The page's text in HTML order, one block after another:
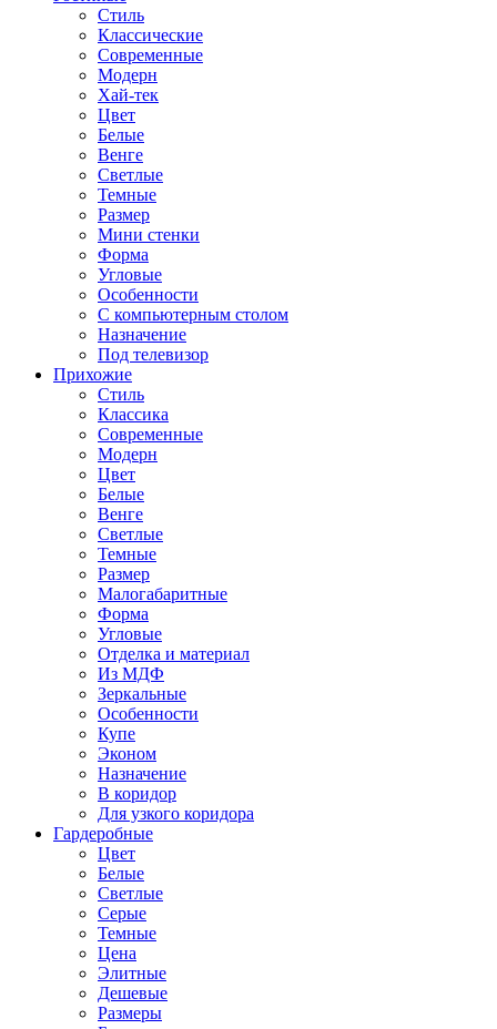
Стиль
Классические
Современные
Модерн
Хай-тек
Цвет
Белые
Венге
Светлые
Темные
Размер
Мини стенки
Форма
Угловые
Особенности
С компьютерным столом
Назначение
Под телевизор
Прихожие
Стиль
Классика
Современные
Модерн
Цвет
Белые
Венге
Светлые
Темные
Размер
Малогабаритные
Форма
Угловые
Отделка и материал
Из МДФ
Зеркальные
Особенности
Купе
Эконом
Назначение
В коридор
Для узкого коридора
Гардеробные
Цвет
Белые
Светлые
Серые
Темные
Цена
Элитные
Дешевые
Размеры